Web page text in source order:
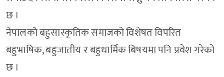
छ ।
नेपालको बहुसास्कृतिक समाजको विशेषत विपरित
बहुभाषिक, बहुजातीय र बहुधार्मिक बिषयमा पनि प्रवेश गरेको
छ ।